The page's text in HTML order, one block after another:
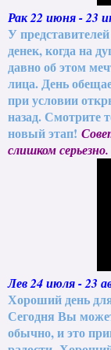
Рак 22 июня - 23
У
денек, когда на
давно об этом
лица. День
при условии
назад. Смотрите
новый этап!
слишком серьезно.
Лев 24 июля - 23
Хороший день
Сегодня Вы
обычно, и это